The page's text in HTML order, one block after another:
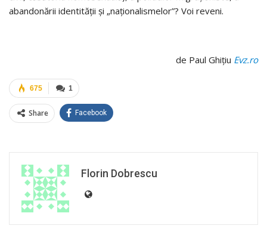
abandonării identităţii şi „naţionalismelor”? Voi reveni.
de Paul Ghiţiu Evz.ro
1
675
Share Facebook
Florin Dobrescu